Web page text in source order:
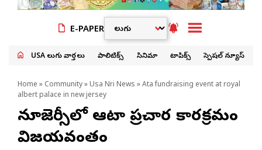
E-PAPER
USA తెలుగు వార్తలు పాలిటిక్స్ సినిమా టాపిక్స్ స్పెషల్ న్యూస్
Home » Community» Usa Nri News » Ata fundraising event at royal
albert palace in new jersey
న్యూజెర్సీలో ఆటా ప్రచార కార్యక్రమం
విజయవంతం